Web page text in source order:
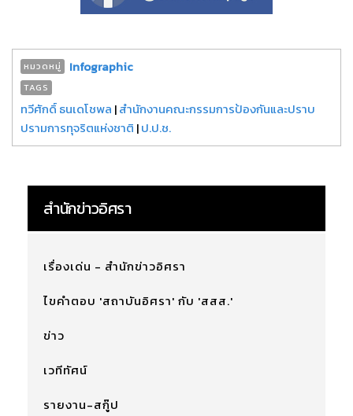
หมวดหมู่ Infographic
TAGS
ทวีศักดิ์ ธนเดโชพล |สำนักงานคณะกรรมการป้องกันและปราบ
ปรามการทุจริตแห่งชาติ |ป.ป.ช.
สำนักข่าวอิศรา
เรื่องเด่น - สำนักข่าวอิศรา
ไขคำตอบ 'สถาบันอิศรา' กับ 'สสส.'
ข่าว
เวทีทัศน์
รายงาน-สกู๊ป